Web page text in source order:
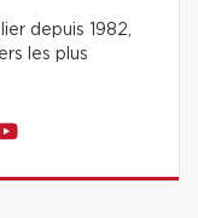
depuis 1982,
les plus